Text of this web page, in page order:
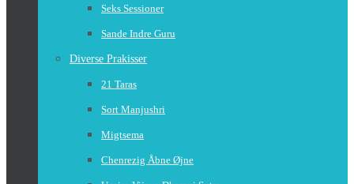
Seks Sessioner
Sande Indre Guru
Diverse Prakisser
21 Taras
Sort Manjushri
Migtsema
Chenrezig Åbne Øjne